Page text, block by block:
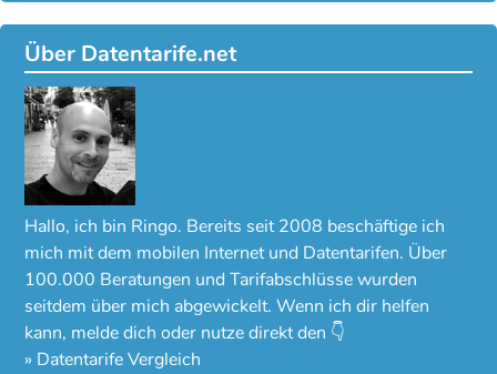
Über Datentarife.net
Hallo, ich bin Ringo. Bereits seit 2008 beschäftige ich
mich mit dem mobilen Internet und Datentarifen. Über
100.000 Beratungen und Tarifabschlüsse wurden
seitdem über mich abgewickelt. Wenn ich dir helfen
kann, melde dich oder nutze direkt den 👇
» Datentarife Vergleich